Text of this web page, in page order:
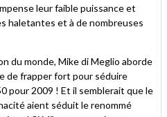
leur faible puissance et
haletantes et à de nombreuses
du monde, Mike di Meglio aborde
de frapper fort pour séduire
pour 2009 ! Et il semblerait que le
aient séduit le renommé